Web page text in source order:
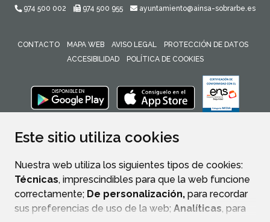
Este sitio utiliza cookies
Nuestra web utiliza los siguientes tipos de cookies:
Técnicas, imprescindibles para que la web funcione
correctamente; De personalización, para recordar
sus preferencias de uso de la web; Analíticas, para
974 500 002
974 500 955 ayuntamiento@ainsa-sobrarbe.es
CONTACTO MAPA WEB AVISO LEGAL
PROTECCIÓN DE DATOS
ACCESIBILIDAD
POLÍTICA DE COOKIES